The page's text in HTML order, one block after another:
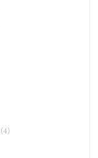
(4)